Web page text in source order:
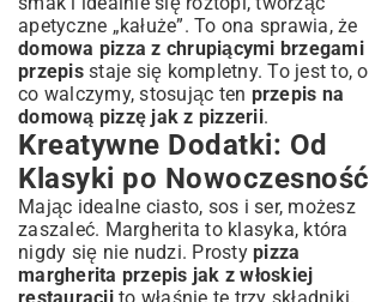
apetyczne „kałuże”. To ona sprawia, że
domowa pizza z chrupiącymi brzegami
przepisstaje się kompletny. To jest to, o
co walczymy, stosując ten przepis na
domową pizzę jak z pizzerii.
Kreatywne Dodatki: Od
Klasyki po Nowoczesność
Mając idealne ciasto, sos i ser, możesz
zaszaleć. Margherita to klasyka, która
nigdy się nie nudzi. Prosty pizza
margherita przepis jak z włoskiej